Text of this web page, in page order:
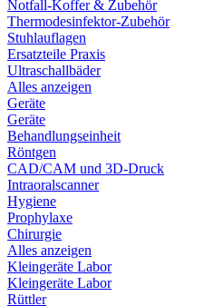
Notfall-Koffer & Zubehör
Thermodesinfektor-Zubehör
Stuhlauflagen
Ersatzteile Praxis
Ultraschallbäder
Alles anzeigen
Geräte
Geräte
Behandlungseinheit
Röntgen
CAD/CAM und 3D-Druck
Intraoralscanner
Hygiene
Prophylaxe
Chirurgie
Alles anzeigen
Kleingeräte Labor
Kleingeräte Labor
Rüttler